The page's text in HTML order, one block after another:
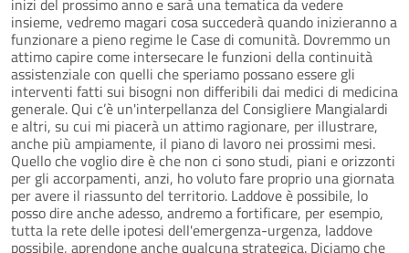
insieme, vedremo magari cosa succederà quando inizieranno a
funzionare a pieno regime le Case di comunità. Dovremmo un
attimo capire come intersecare le funzioni della continuità
assistenziale con quelli che speriamo possano essere gli
interventi fatti sui bisogni non differibili dai medici di medicina
generale. Qui c’è un'interpellanza del Consigliere Mangialardi
e altri, su cui mi piacerà un attimo ragionare, per illustrare,
anche più ampiamente, il piano di lavoro nei prossimi mesi.
Quello che voglio dire è che non ci sono studi, piani e orizzonti
per gli accorpamenti, anzi, ho voluto fare proprio una giornata
per avere il riassunto del territorio. Laddove è possibile, lo
posso dire anche adesso, andremo a fortificare, per esempio,
tutta la rete delle ipotesi dell'emergenza-urgenza, laddove
possibile, aprendone anche qualcuna strategica. Diciamo che